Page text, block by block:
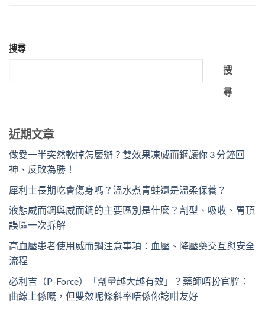
搜尋
搜
尋
近期文章
做愛一半突然軟掉怎麼辦？雙效果凍威而鋼讓你 3 分鐘回
神、反敗為勝！
犀利士長期吃會傷身嗎？溫水煮青蛙還是溫柔保養？
液態威而鋼與威而鋼的主要區別是什麼？劑型、吸收、胃頂
誤區一次拆解
高血壓患者使用威而鋼注意事項：血壓、降壓藥交互與安全
流程
必利吉（P-Force）「劑量越大越有效」？藥師唔扮官腔：
曲線上係嘅，但雙效呢條斜率唔係你諗咁友好